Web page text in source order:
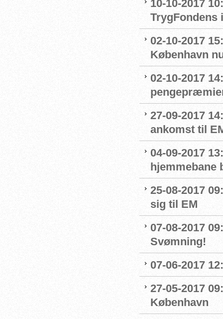
10-10-2017
TrygFondens
02-10-2017
København
02-10-2017
27-09-2017
ankomst til
04-09-2017
hjemmebane
25-08-2017
sig til EM
07-08-2017
Svømning!
07-06-2017
27-05-2017
København